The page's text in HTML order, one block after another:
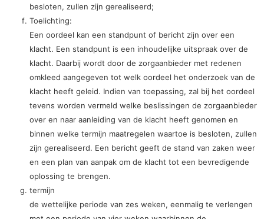
besloten, zullen zijn gerealiseerd;
Toelichting:
Een oordeel kan een standpunt of bericht zijn over een
klacht. Een standpunt is een inhoudelijke uitspraak over de
klacht. Daarbij wordt door de zorgaanbieder met redenen
omkleed aangegeven tot welk oordeel het onderzoek van de
klacht heeft geleid. Indien van toepassing, zal bij het oordeel
tevens worden vermeld welke beslissingen de zorgaanbieder
over en naar aanleiding van de klacht heeft genomen en
binnen welke termijn maatregelen waartoe is besloten, zullen
zijn gerealiseerd. Een bericht geeft de stand van zaken weer
en een plan van aanpak om de klacht tot een bevredigende
oplossing te brengen.
termijn
de wettelijke periode van zes weken, eenmalig te verlengen